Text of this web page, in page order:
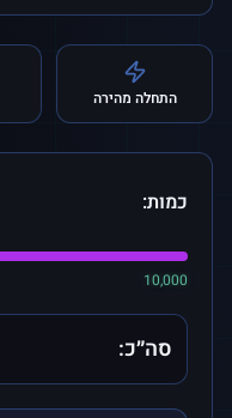
התחלה מהירה
כמות:
10,000
סה״כ: